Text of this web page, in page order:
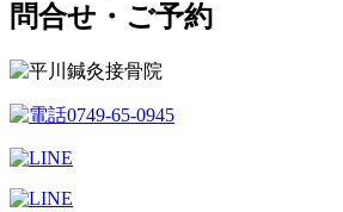
問合せ・ご予約